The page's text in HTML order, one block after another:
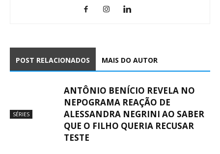
POST RELACIONADOS MAIS DO AUTOR
SÉRIES
ANTÔNIO BENÍCIO REVELA NO
NEPOGRAMA REAÇÃO DE
ALESSANDRA NEGRINI AO SABER
QUE O FILHO QUERIA RECUSAR
TESTE